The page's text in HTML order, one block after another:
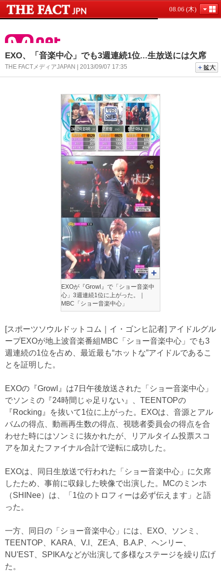
08.06 (木)
EXO、「音楽中心」でも3週連続1位...生放送には欠席
THE FACTメディアJAPAN | 2013/09/07 17:35
EXOが『Growl』で「ショー音楽中
心」3週連続1位に上がった。｜
MBC「ショー音楽中心」
[スポーツソウルドットコム｜イ・ゴンヒ記者] アイドルグル
ープEXOが地上波音楽番組MBC「ショー音楽中心」でも3
週連続の1位を占め、最近最も“ホットな”アイドルであるこ
とを証明した。
EXOの『Growl』は7日午後放送された「ショー音楽中心」
でソンミの『24時間じゃ足りない』、TEENTOPの
『Rocking』を抜いて1位に上がった。EXOは、音源とアル
バムの得点、動画再生数の得点、視聴者委員会の得点を合
わせた時にはソンミに抜かれたが、リアルタイム投票スコ
アを加えたファイナル合計で逆転に成功した。
EXOは、同日生放送で行われた「ショー音楽中心」に欠席
したため、事前に収録した映像で出演した。MCのミンホ
（SHINee）は、「1位のトロフィーは必ず伝えます」と語
った。
一方、同日の「ショー音楽中心」には、EXO、ソンミ、
TEENTOP、KARA、V.I、ZE:A、B.A.P、ヘンリー、
NU'EST、SPIKAなどが出演して多様なステージを繰り広げ
た。